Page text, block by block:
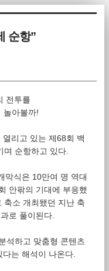
순항”
전투를
놀아볼까!
리고 있는 제68회 백
순항하고 있다.
막식은 10만여 명 역대
안팎의 기대에 부응했
축소 개최됐던 지난 축
로 풀이된다.
석하고 맞춤형 콘텐츠
는 해석이 나온다.
북5
북5